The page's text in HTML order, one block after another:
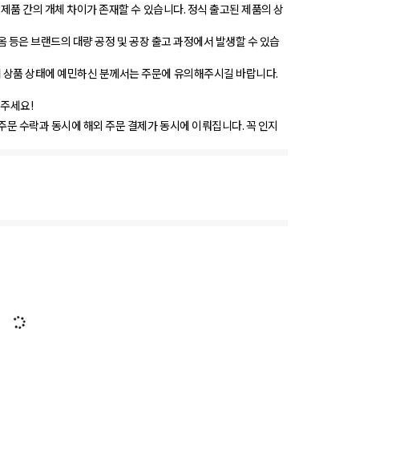
품 간의 개체 차이가 존재할 수 있습니다. 정식 출고된 제품의 상
은 브랜드의 대량 공정 및 공장 출고 과정에서 발생할 수 있습
품 상태에 예민하신 분께서는 주문에 유의해주시길 바랍니다.
세요!
수락과 동시에 해외 주문 결제가 동시에 이뤄집니다. 꼭 인지